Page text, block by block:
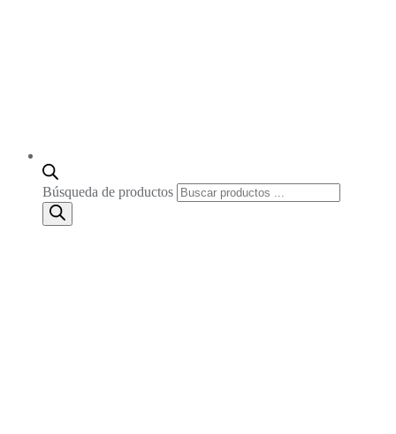
Búsqueda de productos